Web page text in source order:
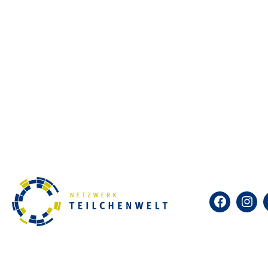
Facebook
Was sind kosmische
„International Cosmic Day“
Welt können die Forschung
Wissenschaftler:innen
und Auswertung der Daten
Weitere Informationen unter: